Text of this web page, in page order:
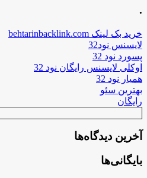
.
خرید بک لینک behtarinbacklink.com
لایسنس نود32
پسورد نود 32
اوکلی لایسنس رایگان نود 32
همیار نود 32
بهترین سئو
رایگان
آخرین دیدگاه‌ها
بایگانی‌ها